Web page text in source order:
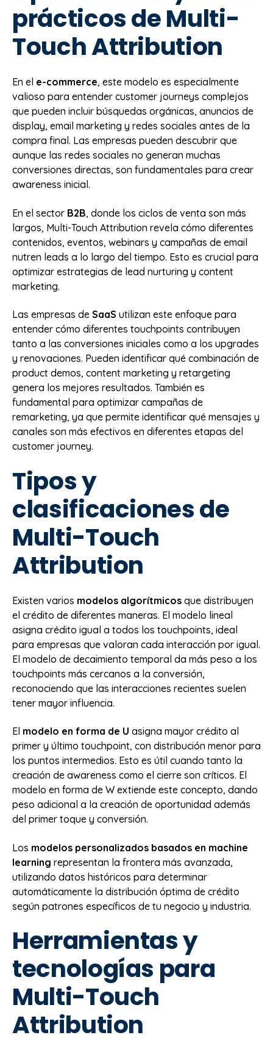
prácticos de Multi-
Touch Attribution
En el e-commerce, este modelo es especialmente
valioso para entender customer journeys complejos
que pueden incluir búsquedas orgánicas, anuncios de
display, email marketing y redes sociales antes de la
compra final. Las empresas pueden descubrir que
aunque las redes sociales no generan muchas
conversiones directas, son fundamentales para crear
awareness inicial.
En el sector B2B, donde los ciclos de venta son más
largos, Multi-Touch Attribution revela cómo diferentes
contenidos, eventos, webinars y campañas de email
nutren leads a lo largo del tiempo. Esto es crucial para
optimizar estrategias de lead nurturing y content
marketing.
Las empresas de SaaS utilizan este enfoque para
entender cómo diferentes touchpoints contribuyen
tanto a las conversiones iniciales como a los upgrades
y renovaciones. Pueden identificar qué combinación de
product demos, content marketing y retargeting
genera los mejores resultados. También es
fundamental para optimizar campañas de
remarketing, ya que permite identificar qué mensajes y
canales son más efectivos en diferentes etapas del
customer journey.
Tipos y
clasificaciones de
Multi-Touch
Attribution
Existen varios modelos algorítmicos que distribuyen
el crédito de diferentes maneras. El modelo lineal
asigna crédito igual a todos los touchpoints, ideal
para empresas que valoran cada interacción por igual.
El modelo de decaimiento temporal da más peso a los
touchpoints más cercanos a la conversión,
reconociendo que las interacciones recientes suelen
tener mayor influencia.
El modelo en forma de U asigna mayor crédito al
primer y último touchpoint, con distribución menor para
los puntos intermedios. Esto es útil cuando tanto la
creación de awareness como el cierre son críticos. El
modelo en forma de W extiende este concepto, dando
peso adicional a la creación de oportunidad además
del primer toque y conversión.
Los modelos personalizados basados en machine
learning representan la frontera más avanzada,
utilizando datos históricos para determinar
automáticamente la distribución óptima de crédito
según patrones específicos de tu negocio y industria.
Herramientas y
tecnologías para
Multi-Touch
Attribution